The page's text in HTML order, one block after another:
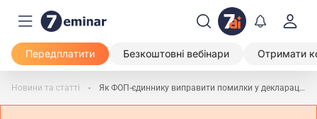
Передплатити Безкоштовні вебінари Отримати
Новини та статті Як ФОП-єдиннику виправити помилки у декларації з єдиного податку